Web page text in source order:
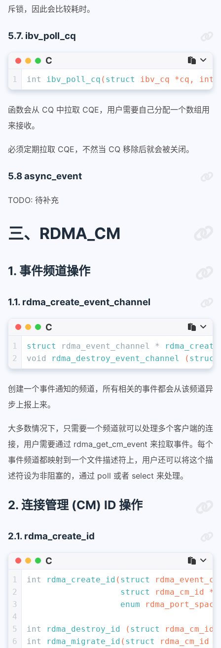
斥锁，因此会比较耗时。
5.7. ibv_poll_cq
C
1 int ibv_poll_cq ( struct ibv_cq *cq, int
函数会从 CQ 中拉取 CQE，用户需要自己分配一个数组用
来接收。
必须定期拉取 CQE，不然当 CQ 移除后就会被关闭。
5.8 async_event
TODO: 待补充
三、RDMA_CM
1. 事件频道操作
1.1. rdma_create_event_channel
C
1
2
struct rdma_event_channel *
void
rdma_destroy_event_channel ( struct
创建一个事件通知的频道，所有相关的事件都会从该频道异
步上报上来。
大多数情况下，只需要一个频道就可以处理多个客户端的连
接，用户需要通过 rdma_get_cm_event 来拉取事件。每个
事件频道都映射到一个文件描述符上，用户还可以将这个描
述符设为非阻塞的，通过 poll 或者 select 来处理。
2. 连接管理 (CM) ID 操作
2.1. rdma_create_id
C
1
2
3
4
5
6
int rdma_create_id ( struct
struct
rdma_cm_id
enum
int rdma_destroy_id ( struct
int
rdma_migrate_id ( struct